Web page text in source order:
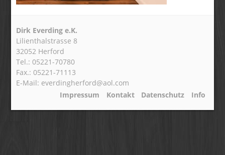
Dirk Everding e.K.
Lilienthalstrasse 8
32052 Herford
Tel.: 05221-70780
Fax.: 05221-71113
E-Mail: everdingherford@aol.com
Impressum
Kontakt Datenschutz Info